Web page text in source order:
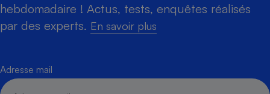
hebdomadaire ! Actus, tests, enquêtes réalisés
par des experts. En savoir plus
Adresse mail